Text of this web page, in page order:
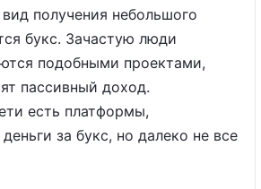
получения небольшого
букс. Зачастую люди
подобными проектами,
пассивный доход.
есть платформы,
за букс, но далеко не все